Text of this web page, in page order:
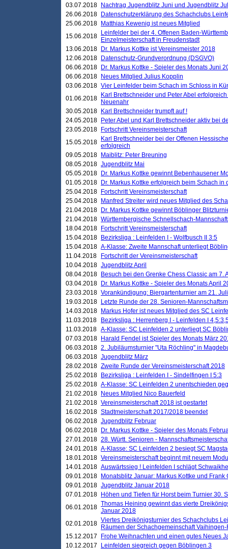
03.07.2018
Nachtrag Jugendblitz Juni und Jugendblitz
26.06.2018
Datenschutzerklärung des Schachclubs
25.06.2018
Matthias Kewenig ist neues Mitglied
15.06.2018
Leinfelder bei der 4. Offenen Baden-
Einzelmeisterschaft in Freudenstadt
13.06.2018
Dr. Markus Kottke ist Vereinsmeister 2018
12.06.2018
Datenschutz-Grundverordnung (DSGVO)
06.06.2018
Dr. Markus Kottke - Spieler des Monats Juni
06.06.2018
Neues Mitglied Julius Kopplin
03.06.2018 Vier Leinfelder beim Schach im Schloss in
01.06.2018
Karl Brettschneider und Peter Abel
Neuenahr
30.05.2018
Karl Brettschneider trumpft auf !
24.05.2018
Peter Abel und Karl Brettschneider aktiv bei
23.05.2018
Fortschritt Vereinsmeisterschaft
15.05.2018
Karl Brettschneider bei der Offenen
erfolgreich
09.05.2018
Maiblitz: Peter Breuning
08.05.2018 Jugendblitz Mai
05.05.2018
Dr. Markus Kottke gewinnt Bebenhausener
01.05.2018
Dr. Markus Kottke erfolgreich beim Schach
25.04.2018
Fortschritt Vereinsmeisterschaft
25.04.2018
Manfred Streiter wird neues Mitglied des
21.04.2018
Dr. Markus Kottke gewinnt Böblinger
21.04.2018 Württembergische Schnellschach-
18.04.2018
Fortschritt Vereinsmeisterschaft
15.04.2018
Bezirksliga : Leinfelden I - Wolfbusch II 3:5
15.04.2018 A-Klasse: Zweite Mannschaft unterliegt
11.04.2018
Fortschritt der Vereinsmeisterschaft
10.04.2018 Jugendblitz April
08.04.2018
Besuch bei den Grenke Chess Classic am 7.
03.04.2018
Dr. Markus Kottke - Spieler des Monats April
23.03.2018 Vorankündigung: Biergartenturnier am 21.
19.03.2018
Letzte Runde der 28. Senioren-
14.03.2018
Markus Hofer ist neues Mitglied des SC
11.03.2018
Bezirksliga : Herrenberg I - Leinfelden I
11.03.2018 A-Klasse: SC Leinfelden 2 unterliegt SC
07.03.2018
Harald Fendel ist Spieler des Monats März
06.03.2018 2. Jubiläumsturnier "Uta Röchling" in
06.03.2018 Jugendblitz März
28.02.2018 Zweite Runde der Vereinsmeisterschaft 2018
25.02.2018
Bezirksliga : Leinfelden I - Sindelfingen I 5:3
25.02.2018 A-Klasse: SC Leinfelden 2 unentschieden
21.02.2018
Neues Mitglied Nico Bauerfeld
21.02.2018 Vereinsmeisterschaft 2018 ist gestartet
16.02.2018 Stadtmeisterschaft 2017/2018 beendet
06.02.2018 Jugendblitz Februar
06.02.2018
Dr. Markus Kottke - Spieler des Monats
27.01.2018 28. Württ. Senioren -
24.01.2018 A-Klasse: SC Leinfelden 2 besiegt SC
18.01.2018 Vereinsmeisterschaft beginnt mit neuem
14.01.2018 Auswärtssieg ! Leinfelden I schlägt
09.01.2018
Monatsblitz Januar: Markus Kottke und
09.01.2018 Jugendblitz Januar 2018
07.01.2018
Höhen und Tiefen für Horst beim Turnier 30.
06.01.2018 Thomas Heining gewinnt das vierte
Januar 2018
02.01.2018 Viertes Dreikönigsturnier des Schachclubs
Räumen der Schachgemeinschaft
15.12.2017
Frohe Weihnachten und einen gutes Neues
10.12.2017
Leinfelden siegreich gegen Böblingen 3